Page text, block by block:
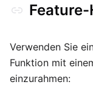
Verwenden Sie
Funktion mit
einzurahmen: